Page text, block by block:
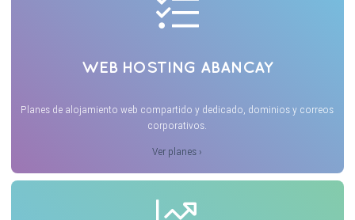
WEB HOSTING ABANCAY
Planes de alojamiento web compartido y dedicado, dominios y correos
corporativos.
Ver planes ›